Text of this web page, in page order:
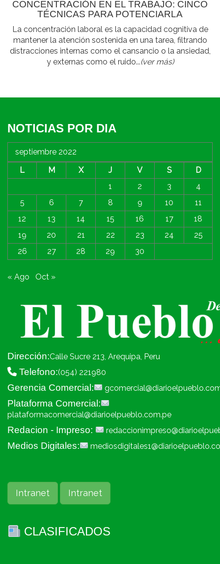
CONCENTRACIÓN EN EL TRABAJO: CINCO
TÉCNICAS PARA POTENCIARLA
La concentración laboral es la capacidad cognitiva de
mantener la atención sostenida en una tarea, filtrando
distracciones internas como el cansancio o la ansiedad,
y externas como el ruido...(ver más)
NOTICIAS POR DIA
septiembre 2022
L
M X J V S
D
1
2 3
4
5
6 7 8 9 10
11
12
13 14 15 16 17
18
19
20 21 22 23 24
25
26
27 28 29 30
« Ago Oct »
Dirección:Calle Sucre 213, Arequipa, Peru
Telefono:(054) 221980
Gerencia Comercial:
Plataforma Comercial:
plataformacomercial@diarioelpueblo.com.pe
Redacion - Impreso:
Medios Digitales:
Intranet Intranet
CLASIFICADOS